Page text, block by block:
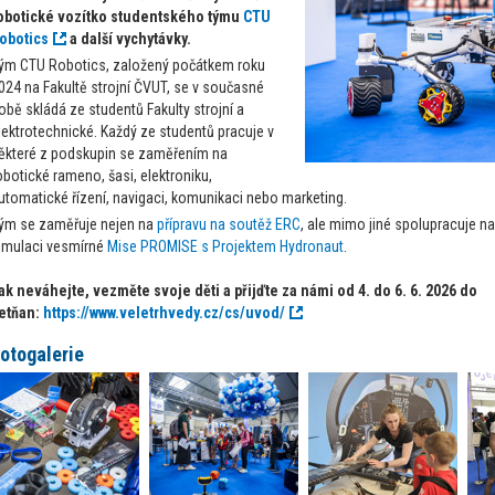
vozítko studentského týmu CTU
a další vychytávky.
CTU Robotics, založený počátkem roku
na Fakultě strojní ČVUT, se v současné
skládá ze studentů Fakulty strojní a
Každý ze studentů pracuje v
z podskupin se zaměřením na
rameno, šasi, elektroniku,
řízení, navigaci, komunikaci nebo marketing.
se zaměřuje nejen na přípravu na soutěž ERC, ale mimo jiné spolupracuje
vesmírné Mise PROMISE s Projektem Hydronaut
neváhejte, vezměte svoje děti a přijďte za námi od 4. do 6. 6. 2026 do
https://www.veletrhvedy.cz/cs/uvod/